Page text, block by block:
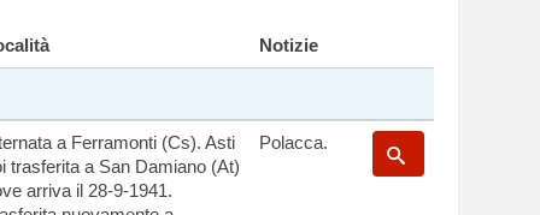
Notizie
a Ferramonti (Cs). Asti
trasferita a San Damiano (At)
arriva il 28-9-1941.
Polacca.